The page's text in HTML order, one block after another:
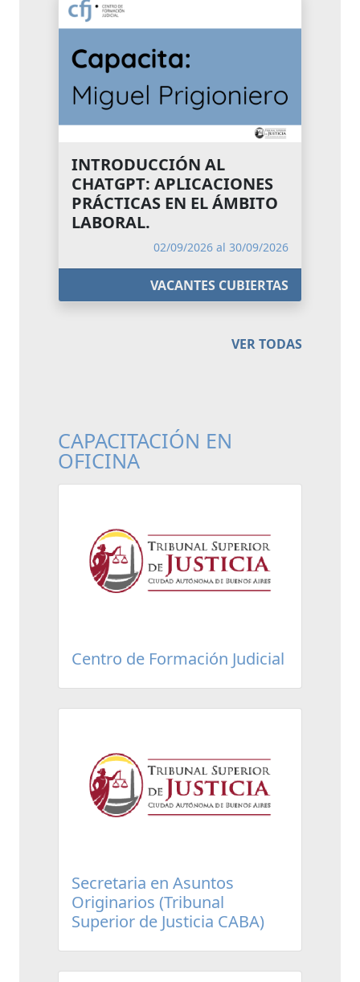
INTRODUCCIÓN AL
CHATGPT: APLICACIONES
PRÁCTICAS EN EL ÁMBITO
LABORAL.
02/09/2026 al 30/09/2026
VACANTES CUBIERTAS
VER TODAS
CAPACITACIÓN EN
OFICINA
Centro de Formación Judicial
Secretaria en Asuntos
Originarios (Tribunal
Superior de Justicia CABA)